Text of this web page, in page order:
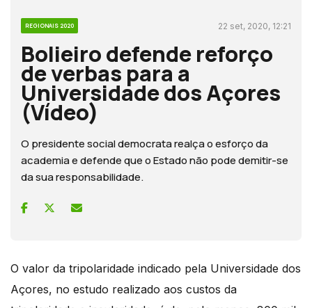
REGIONAIS 2020 22 set, 2020, 12:21
Bolieiro defende reforço
de verbas para a
Universidade dos Açores
(Vídeo)
O presidente social democrata realça o esforço da
academia e defende que o Estado não pode demitir-se
da sua responsabilidade.
O valor da tripolaridade indicado pela Universidade dos
Açores, no estudo realizado aos custos da